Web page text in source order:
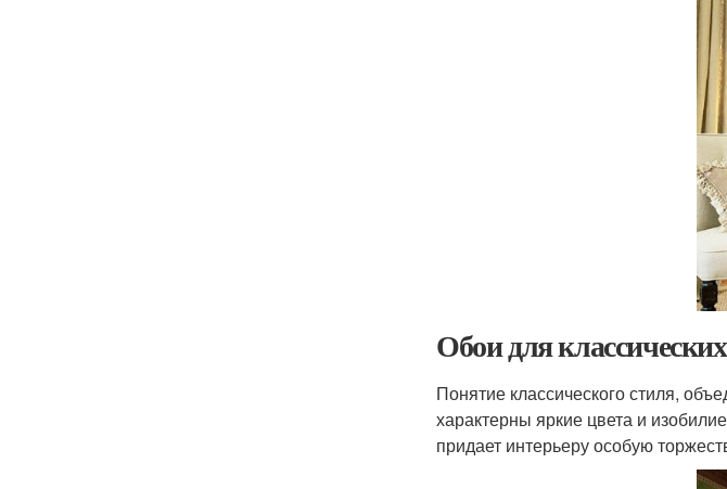
Обои для
Понятие классического стиля,
характерны яркие цвета и
придает интерьеру особую